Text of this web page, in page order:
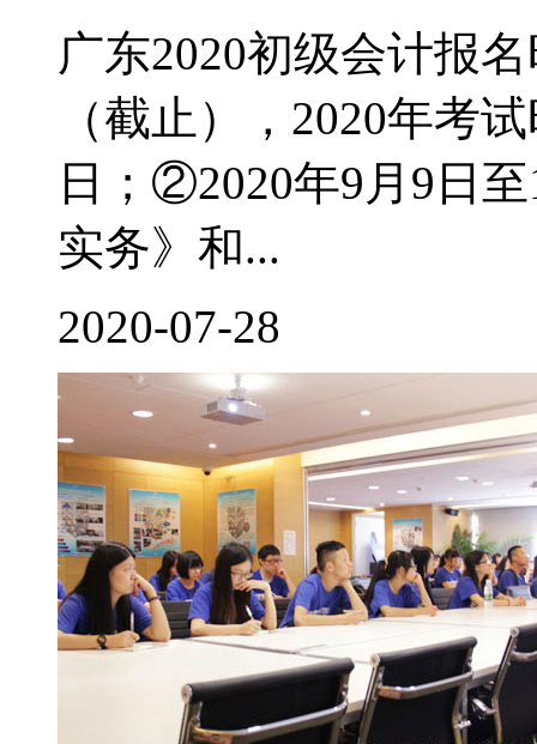
广东2020初级会计报
（截止），2020年考
日；②2020年9月9日
实务》和...
2020-07-28